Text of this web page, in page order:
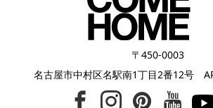
〒450-0003
名古屋市中村区名駅南1丁目2番12号